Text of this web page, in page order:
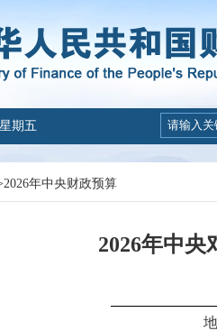
期五
2026年中央财政预算
2026年中